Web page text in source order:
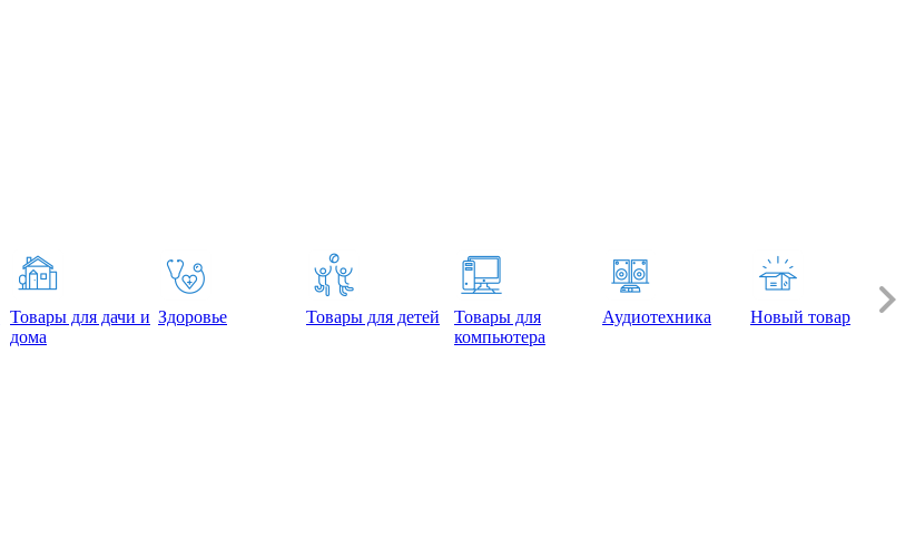
Товары для дачи и
дома
Здоровье Товары для детей
Товары для
компьютера
Аудиотехника Новый товар